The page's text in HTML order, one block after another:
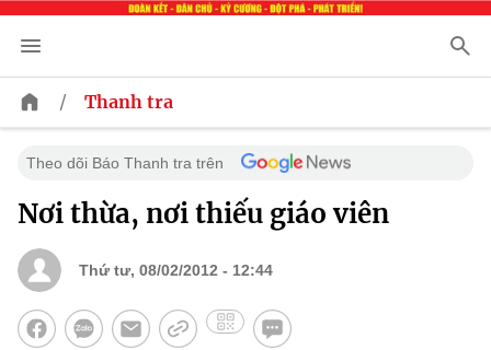
/ Thanh tra
Theo dõi Báo Thanh tra trên
Nơi thừa, nơi thiếu giáo viên
Thứ tư, 08/02/2012 - 12:44